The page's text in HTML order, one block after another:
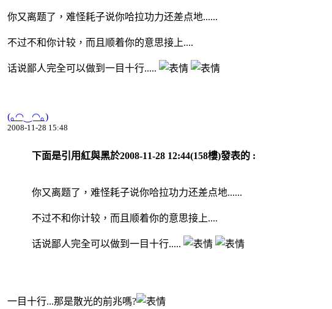
你又离题了，难怪耗子说你哈拉功力还差点地......
不过不和你计较，而且顺着你的意思接上....
话说鄙人完全可以做到一目十行.....
(｡◠‿◠｡)
2008-11-28 15:48
下面是引用紅與黑於2008-11-28 12:44(158樓)發表的 :
你又离题了，难怪耗子说你哈拉功力还差点地......
不过不和你计较，而且顺着你的意思接上....
话说鄙人完全可以做到一目十行.....
一目十行...那是散光的前兆嗎?